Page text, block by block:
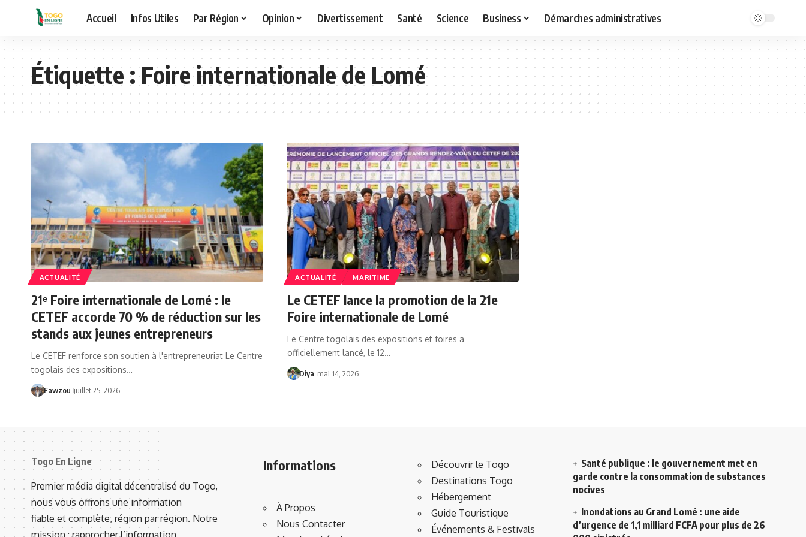
Accueil Infos Utiles Par Région Opinion Divertissement Santé Science Business Démarches administratives
Étiquette :Foire internationale de Lomé
ACTUALITÉ
21ᵉ Foire internationale de Lomé : le
CETEF accorde 70 % de réduction sur les
stands aux jeunes entrepreneurs
Le CETEF renforce son soutien à l'entrepreneuriat Le Centre
togolais des expositions…
Fawzou juillet 25, 2026
ACTUALITÉ MARITIME
Le CETEF lance la promotion de la 21e
Foire internationale de Lomé
Le Centre togolais des expositions et foires a
officiellement lancé, le 12…
Diya mai 14, 2026
Togo En Ligne
Premier média digital décentralisé du Togo,
nous vous offrons une information
fiable et complète, région par région. Notre
mission : rapprocher l’information
Informations
À Propos
Nous Contacter
Découvrir le Togo
Destinations Togo
Hébergement
Guide Touristique
Événements & Festivals
Santé publique : le gouvernement met en
garde contre la consommation de substances
nocives
Inondations au Grand Lomé : une aide
d’urgence de 1,1 milliard FCFA pour plus de 26